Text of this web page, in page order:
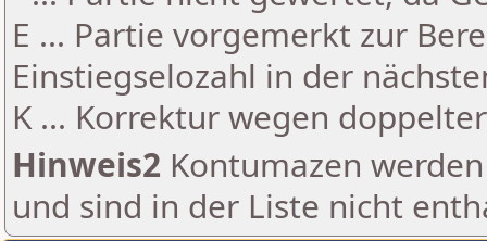
E ... Partie vorgemerkt zur
Einstiegselozahl in der
K ... Korrektur wegen
Hinweis2 Kontumazen
und sind in der Liste nicht